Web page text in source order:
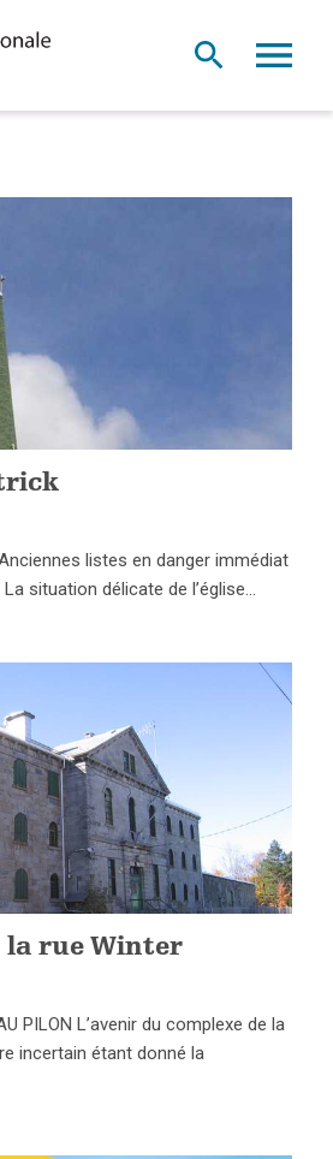
listes en danger immédiat
situation délicate de l’église…
la rue Winter
PILON L’avenir du complexe de la
incertain étant donné la